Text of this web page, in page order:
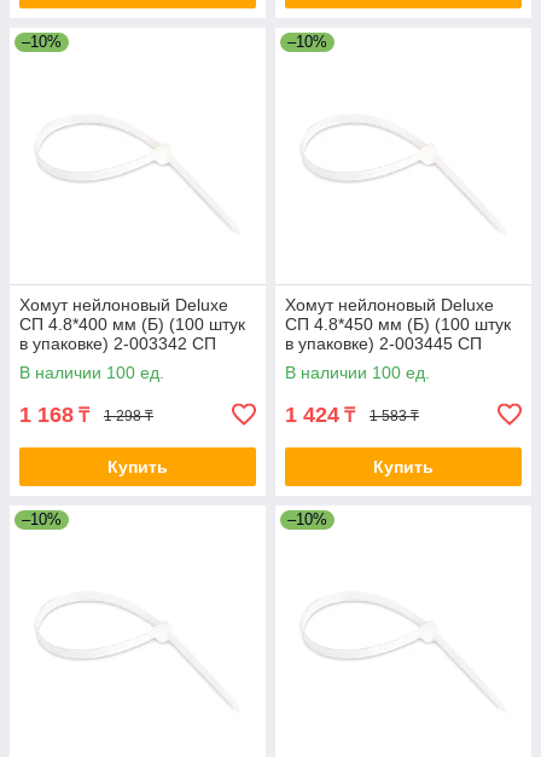
–10%
Хомут нейлоновый Deluxe
СП 4.8*400 мм (Б) (100 штук
в упаковке) 2-003342 СП
4.8*400 мм (Б) white
В наличии 100 ед.
1 168 ₸ 1 298 ₸
Купить
–10%
Хомут нейлоновый Deluxe
СП 4.8*450 мм (Б) (100 штук
в упаковке) 2-003445 СП
4.8*450 мм (Б) white
В наличии 100 ед.
1 424 ₸ 1 583 ₸
Купить
–10% –10%